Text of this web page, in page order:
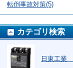
転倒事故対策(5)
カテゴリ検索
日東工業